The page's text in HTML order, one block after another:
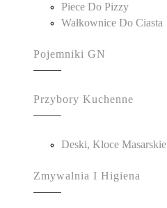
Piece Do Pizzy
Wałkownice Do Ciasta
Pojemniki GN
Przybory Kuchenne
Deski, Kloce Masarskie
Zmywalnia I Higiena